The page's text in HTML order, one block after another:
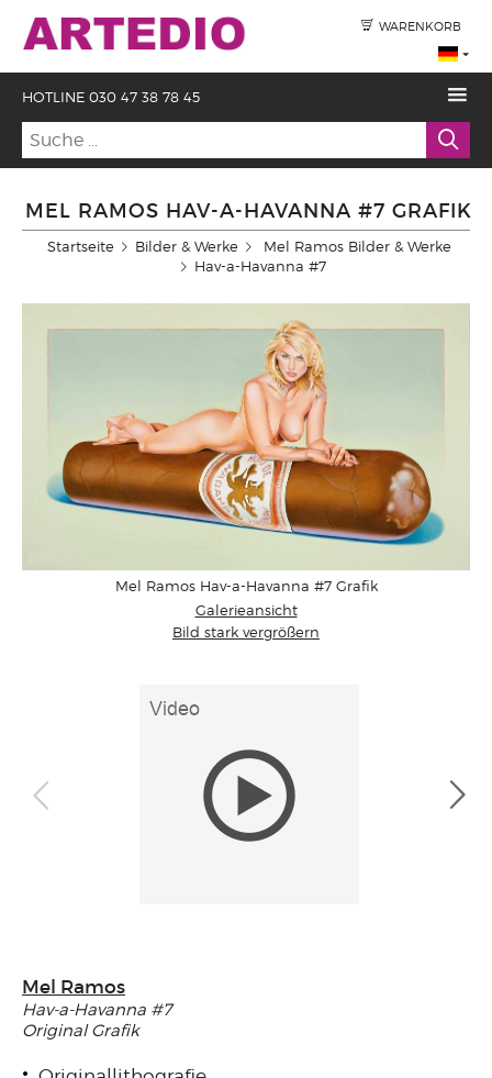
WARENKORB
HOTLINE 030 47 38 78 45
MEL RAMOS HAV-A-HAVANNA #7 GRAFIK
Startseite Bilder & Werke
Mel Ramos Bilder & Werke
Hav-a-Havanna #7
Mel Ramos Hav-a-Havanna #7 Grafik
Galerieansicht
Bild stark vergrößern
Mel Ramos
Hav-a-Havanna #7
Original Grafik